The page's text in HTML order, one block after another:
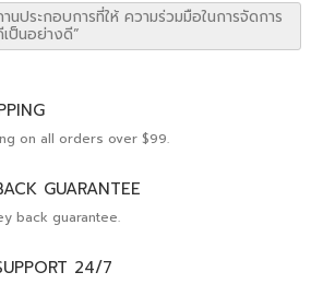
นประกอบการที่ให้ ความร่วมมือในการจัดการ
ป็นอย่างดี”
on all orders over $99.
GUARANTEE
back guarantee.
24/7